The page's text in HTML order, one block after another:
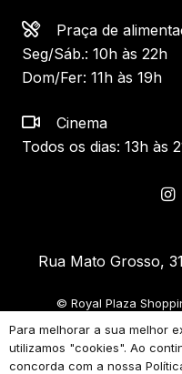
Praça de
Seg/Sáb.: 10h às 22h
Dom/Fer: 11h às 19h
Cinema
Todos os dias: 13h às
Rua Mato Grosso,
© Royal Plaza
Para melhorar a sua melhor
utilizamos "cookies". Ao
concorda com a nossa